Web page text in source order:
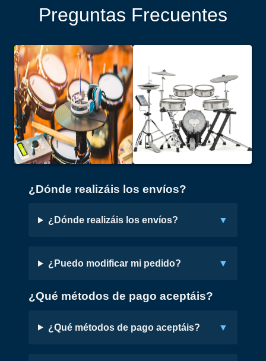
Preguntas Frecuentes
¿Dónde realizáis los envíos?
¿Dónde realizáis los envíos?
¿Puedo modificar mi pedido?
¿Qué métodos de pago aceptáis?
¿Qué métodos de pago aceptáis?